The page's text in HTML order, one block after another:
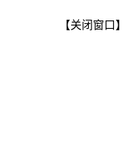
【关闭窗口】